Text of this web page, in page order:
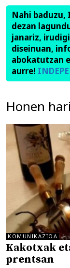
Nahi baduzu,
dezan
janariz,
diseinuan,
abokatutzan
aurre!
Honen
KOMUNIKAZIOA
Kakotxak
prentsan